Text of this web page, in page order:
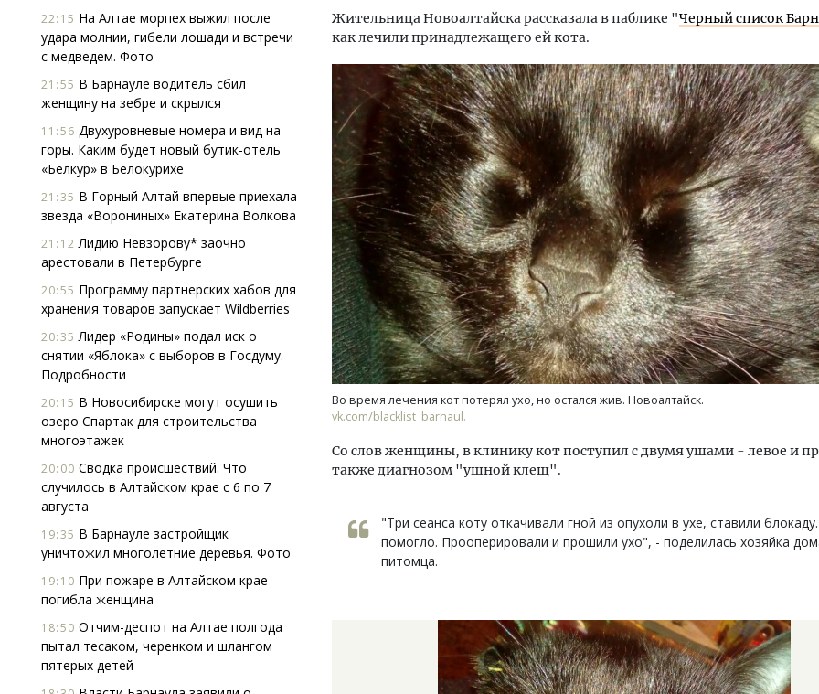
22:15 На Алтае морпех выжил после
удара молнии, гибели лошади и встречи
с медведем. Фото
21:55 В Барнауле водитель сбил
женщину на зебре и скрылся
11:56 Двухуровневые номера и вид на
горы. Каким будет новый бутик-отель
«Белкур» в Белокурихе
21:35 В Горный Алтай впервые приехала
звезда «Ворониных» Екатерина Волкова
21:12 Лидию Невзорову* заочно
арестовали в Петербурге
20:55 Программу партнерских хабов для
хранения товаров запускает Wildberries
20:35 Лидер «Родины» подал иск о
снятии «Яблока» с выборов в Госдуму.
Подробности
20:15 В Новосибирске могут осушить
озеро Спартак для строительства
многоэтажек
20:00 Сводка происшествий. Что
случилось в Алтайском крае с 6 по 7
августа
19:35 В Барнауле застройщик
уничтожил многолетние деревья. Фото
19:10 При пожаре в Алтайском крае
погибла женщина
18:50 Отчим-деспот на Алтае полгода
пытал тесаком, черенком и шлангом
пятерых детей
Жительница Новоалтайска рассказала в паблике "Черный список
как лечили принадлежащего ей кота.
Во время лечения кот потерял ухо, но остался жив. Новоалтайск.
vk.com/blacklist_barnaul.
Со слов женщины, в клинику кот поступил с двумя ушами - левое и
также диагнозом "ушной клещ".
"Три сеанса коту откачивали гной из опухоли в ухе, ставили
помогло. Прооперировали и прошили ухо", - поделилась хозяйка
питомца.
Архитектурный код начинается с
земли. Мощение крупноформатными
плитами становится новым
стандартом благоустройства
СТРОИТЕЛЬСТВО
Ищем новые берега.
«Жилищной
Гатилов — о том, как
оставаться на плаву,
штормит